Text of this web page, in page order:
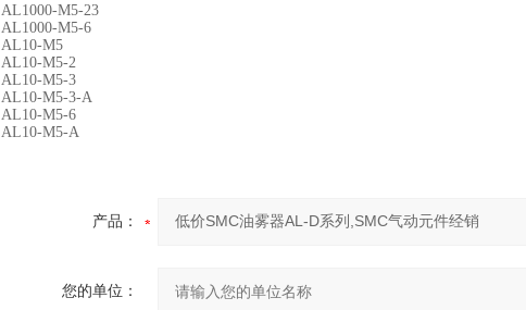
AL1000-M5-23
AL1000-M5-6
AL10-M5
AL10-M5-2
AL10-M5-3
AL10-M5-3-A
AL10-M5-6
AL10-M5-A
产品：
您的单位：